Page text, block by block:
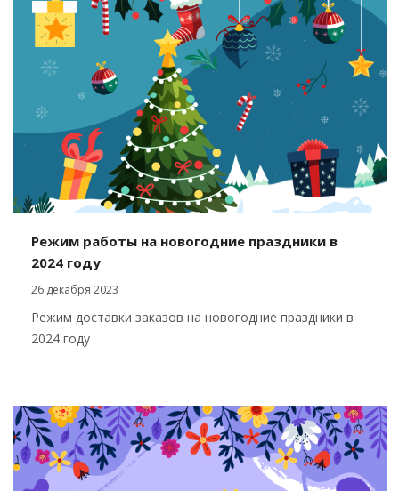
Режим работы на новогодние праздники в
2024 году
26 декабря 2023
Режим доставки заказов на новогодние праздники в
2024 году